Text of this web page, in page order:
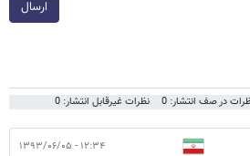
ارسال
در صف انتشار: 0 نظرات غیرقابل انتشار: 0
۱۲:۳۴ - ۱۳۹۳/۰۶/۰۵